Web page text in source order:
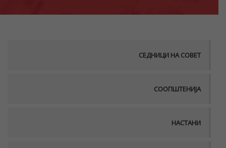
СЕДНИЦИ НА СОВЕТ
СООПШТЕНИЈА
НАСТАНИ